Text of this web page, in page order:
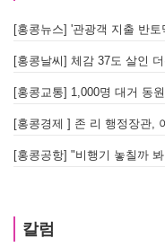
[홍콩날씨] 체감 37도 살인
칼럼